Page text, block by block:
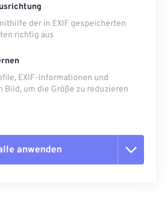
der in EXIF ​​gespeicherten
richtig aus
EXIF-Informationen und
Bild, um die Größe zu reduzieren
anwenden